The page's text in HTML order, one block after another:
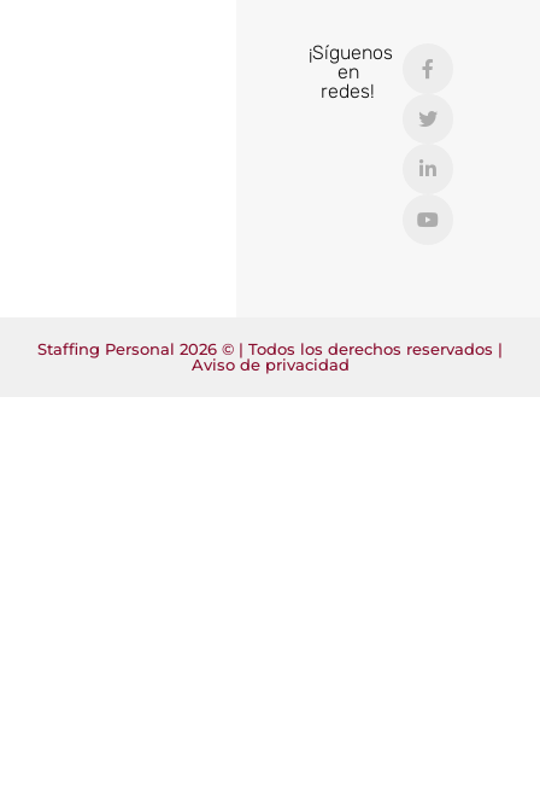
¡Síguenos
en
redes!
Staffing Personal 2026 © | Todos los derechos reservados |
Aviso de privacidad